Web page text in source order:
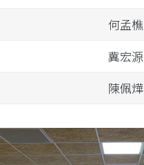
何孟樵
冀宏源
陳佩燁